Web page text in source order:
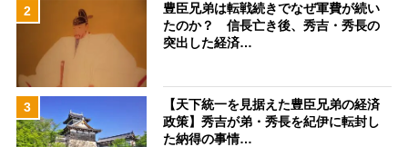
2
豊臣兄弟は転戦続きでなぜ軍費が続い
たのか？ 信長亡き後、秀吉・秀長の
突出した経済…
3
【天下統一を見据えた豊臣兄弟の経済
政策】秀吉が弟・秀長を紀伊に転封し
た納得の事情…